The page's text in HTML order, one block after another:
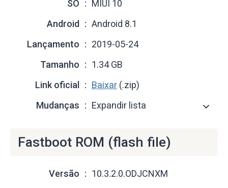
SO
MIUI 10
Android
Android 8.1
Lançamento
2019-05-24
Tamanho
1.34 GB
Link oficial
Baixar (.zip)
Mudanças
Expandir lista
Fastboot ROM (flash file)
Versão
10.3.2.0.ODJCNXM